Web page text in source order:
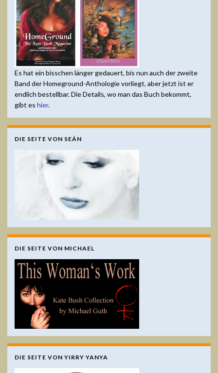
Es hat ein bisschen länger gedauert, bis nun auch der zweite
Band der Homeground-Anthologie vorliegt, aber jetzt ist er
endlich bestellbar. Die Details, wo man das Buch bekommt,
gibt es hier.
DIE SEITE VON SEÁN
DIE SEITE VON MICHAEL
DIE SEITE VON YIRRY YANYA